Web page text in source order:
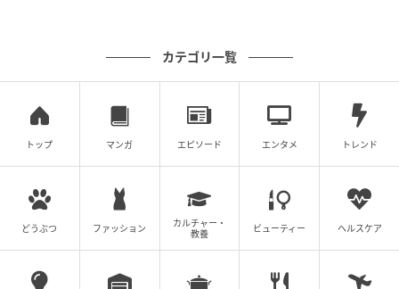
カテゴリ一覧
トップ マンガ エピソード エンタメ トレンド
どうぶつ ファッション
カルチャー・
教養
ビューティー ヘルスケア